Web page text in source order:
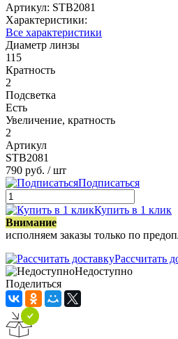
Артикул: STB2081
Характеристики:
Все характеристики
Диаметр линзы
115
Кратность
2
Подсветка
Есть
Увеличение, кратность
2
Артикул
STB2081
790 руб. / шт
Подписаться
Купить в 1 клик
Внимание
исполняем заказы только по
Рассчитать
Недоступно
Поделиться